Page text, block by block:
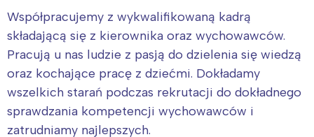
Współpracujemy z wykwalifikowaną kadrą
składającą się z kierownika oraz wychowawców.
Pracują u nas ludzie z pasją do dzielenia się wiedzą
oraz kochające pracę z dziećmi. Dokładamy
wszelkich starań podczas rekrutacji do dokładnego
sprawdzania kompetencji wychowawców i
zatrudniamy najlepszych.